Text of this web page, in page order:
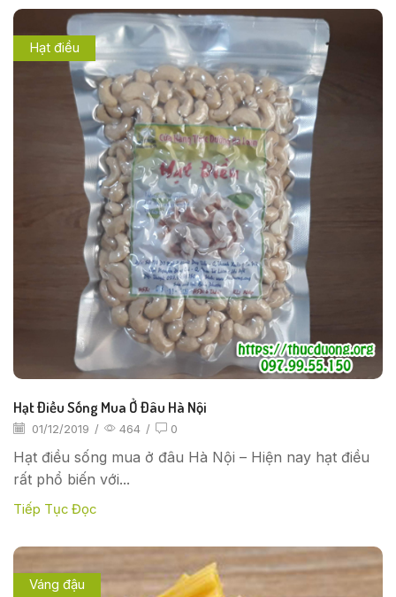
Hạt điều
Hạt Điều Sống Mua Ở Đâu Hà Nội
01/12/2019 / 464 / 0
Hạt điều sống mua ở đâu Hà Nội – Hiện nay hạt điều
rất phổ biến với...
Tiếp Tục Đọc
Váng đậu